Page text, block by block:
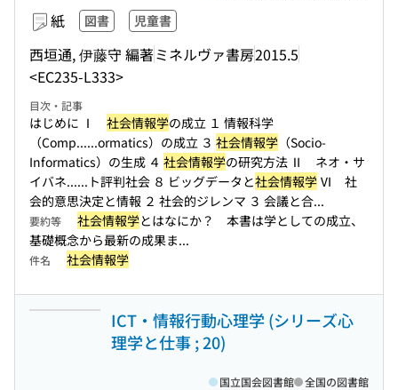
紙 図書 児童書
西垣通, 伊藤守 編著ミネルヴァ書房2015.5
<EC235-L333>
目次・記事
はじめに Ⅰ 社会情報学の成立 １ 情報科学
（Comp......ormatics）の成立 ３ 社会情報学 （Socio-
Informatics）の生成 ４ 社会情報学の研究方法 Ⅱ ネオ・サ
イバネ......ト評判社会 ８ ビッグデータと社会情報学 Ⅵ 社
会的意思決定と情報 ２ 社会的ジレンマ ３ 会議と合...
要約等 社会情報学とはなにか？ 本書は学としての成立、
基礎概念から最新の成果ま...
件名 社会情報学
ICT・情報行動心理学 (シリーズ心
理学と仕事 ; 20)
国立国会図書館 全国の図書館